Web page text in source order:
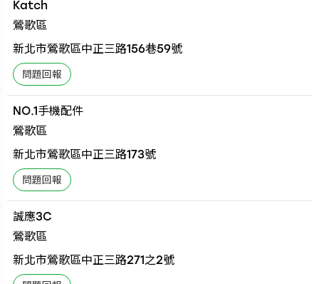
Katch
鶯歌區
新北市鶯歌區中正三路156巷59號
NO.1手機配件
鶯歌區
新北市鶯歌區中正三路173號
誠應3C
鶯歌區
新北市鶯歌區中正三路271之2號